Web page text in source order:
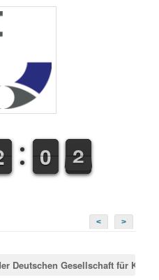
5
0
0 2
2
3
<
>
Deutschen Gesellschaft für